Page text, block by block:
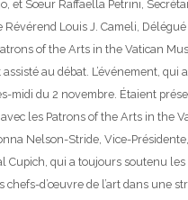
et Sœur Raffaella Petrini,
Louis J. Cameli,
of the Arts in the Vatican
au débat. L’événement,
midi du 2 novembre. Étaient
les Patrons of the Arts in the
Nelson-Stride, Vice-
qui a toujours soutenu
chefs-d’œuvre de l’art dans une